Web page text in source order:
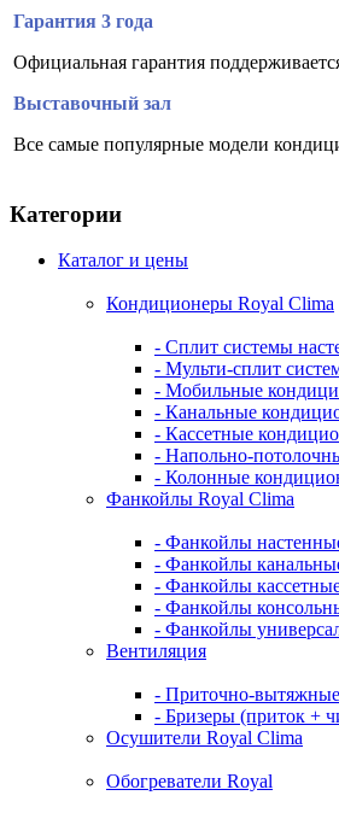
Гарантия 3 года
Официальная гарантия
Выставочный зал
Все самые популярные модели
Категории
Каталог и цены
Кондиционеры Royal Clima
- Сплит системы
- Мульти-сплит
- Мобильные
- Канальные
- Кассетные
- Напольно-
- Колонные
Фанкойлы Royal Clima
- Фанкойлы
- Фанкойлы
- Фанкойлы
- Фанкойлы
- Фанкойлы
Вентиляция
- Приточно-вытяжные
- Бризеры (приток +
Осушители Royal Clima
Обогреватели Royal